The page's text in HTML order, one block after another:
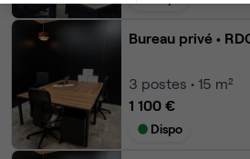
Bureau privé •
3 postes • 15 m²
1 100 €
Dispo